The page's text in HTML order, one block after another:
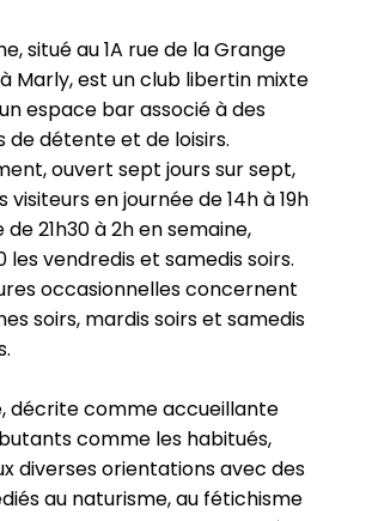
situé au 1A rue de la Grange
Marly, est un club libertin mixte
espace bar associé à des
de détente et de loisirs.
ouvert sept jours sur sept,
visiteurs en journée de 14h à 19h
21h30 à 2h en semaine,
les vendredis et samedis soirs.
occasionnelles concernent
soirs, mardis soirs et samedis
décrite comme accueillante
comme les habitués,
diverses orientations avec des
au naturisme, au fétichisme